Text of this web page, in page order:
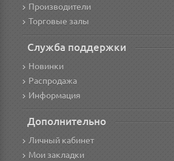
Производители
Торговые залы
Служба поддержки
Новинки
Распродажа
Информация
Дополнительно
Личный кабинет
Мои закладки